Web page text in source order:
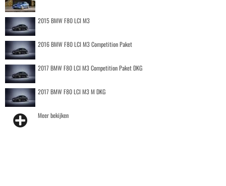
2015 BMW F80 LCI M3
2016 BMW F80 LCI M3 Competition Paket
2017 BMW F80 LCI M3 Competition Paket DKG
2017 BMW F80 LCI M3 M DKG
Meer bekijken